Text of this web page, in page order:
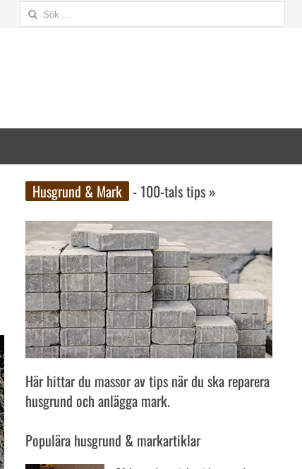
Sök
Husgrund & Mark - 100-tals tips »
Här hittar du massor av tips när du ska reparera
husgrund och anlägga mark.
Populära husgrund & markartiklar